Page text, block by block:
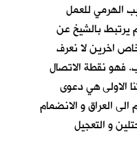
الهرمي للعمل
بالشيخ عن
اخرين لا نعرف
نقطة الاتصال
الاولى هي دعوى
العراق و الانضمام
و التعجيل